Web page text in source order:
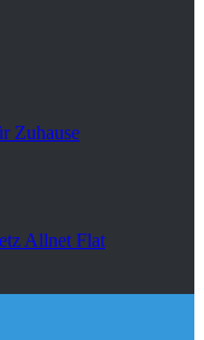
Zuhause
Allnet Flat